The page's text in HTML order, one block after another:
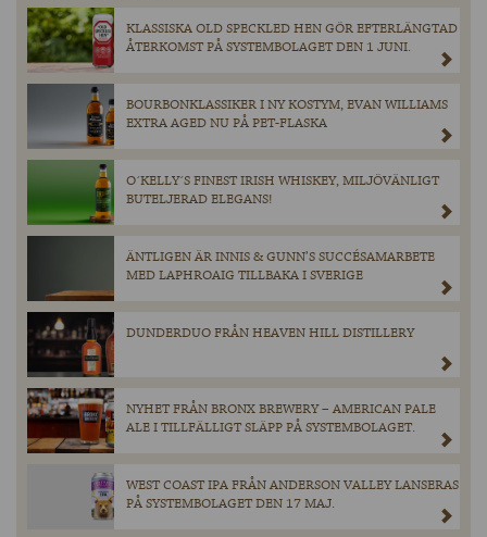
KLASSISKA OLD SPECKLED HEN GÖR EFTERLÄNGTAD
ÅTERKOMST PÅ SYSTEMBOLAGET DEN 1 JUNI.
BOURBONKLASSIKER I NY KOSTYM, EVAN WILLIAMS
EXTRA AGED NU PÅ PET-FLASKA
O´KELLY´S FINEST IRISH WHISKEY, MILJÖVÄNLIGT
BUTELJERAD ELEGANS!
ÄNTLIGEN ÄR INNIS & GUNN’S SUCCÉSAMARBETE
MED LAPHROAIG TILLBAKA I SVERIGE
DUNDERDUO FRÅN HEAVEN HILL DISTILLERY
NYHET FRÅN BRONX BREWERY – AMERICAN PALE
ALE I TILLFÄLLIGT SLÄPP PÅ SYSTEMBOLAGET.
WEST COAST IPA FRÅN ANDERSON VALLEY LANSERAS
PÅ SYSTEMBOLAGET DEN 17 MAJ.